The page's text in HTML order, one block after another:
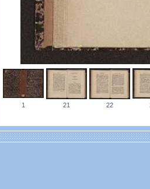
1 21 22